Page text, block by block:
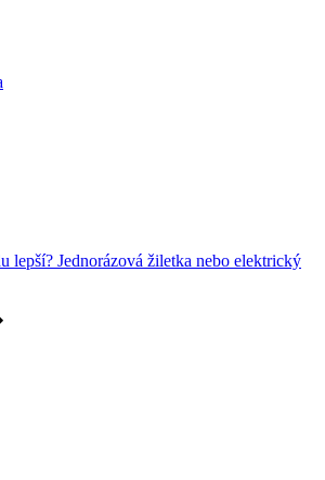
lepší? Jednorázová žiletka nebo elektrický